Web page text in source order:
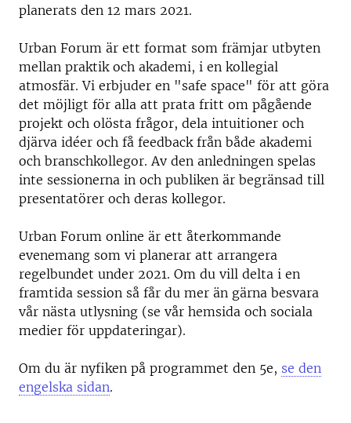
planerats den 12 mars 2021.
Urban Forum är ett format som främjar utbyten
mellan praktik och akademi, i en kollegial
atmosfär. Vi erbjuder en "safe space" för att göra
det möjligt för alla att prata fritt om pågående
projekt och olösta frågor, dela intuitioner och
djärva idéer och få feedback från både akademi
och branschkollegor. Av den anledningen spelas
inte sessionerna in och publiken är begränsad till
presentatörer och deras kollegor.
Urban Forum online är ett återkommande
evenemang som vi planerar att arrangera
regelbundet under 2021. Om du vill delta i en
framtida session så får du mer än gärna besvara
vår nästa utlysning (se vår hemsida och sociala
medier för uppdateringar).
Om du är nyfiken på programmet den 5e, se den
engelska sidan.